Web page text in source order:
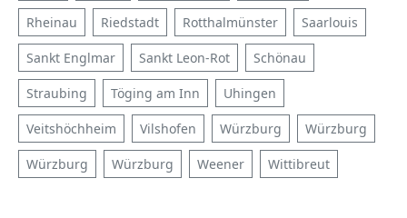
Rheinau Riedstadt Rotthalmünster Saarlouis
Sankt Englmar Sankt Leon-Rot Schönau
Straubing Töging am Inn Uhingen
Veitshöchheim Vilshofen Würzburg Würzburg
Würzburg Würzburg Weener Wittibreut